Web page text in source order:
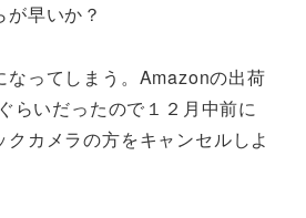
が早いか？
なってしまう。Amazonの出荷
らいだったので１２月中前に
カメラの方をキャンセルしよ